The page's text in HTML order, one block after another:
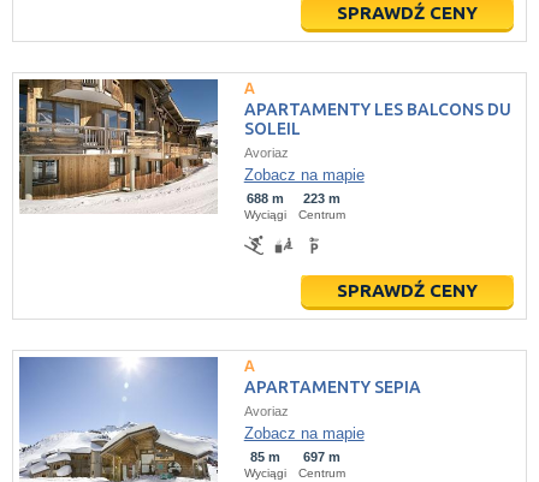
SPRAWDŹ CENY
APARTAMENTY LES BALCONS DU
SOLEIL
Avoriaz
Zobacz na mapie
688 m
Wyciągi
223 m
Centrum
SPRAWDŹ CENY
APARTAMENTY SEPIA
Avoriaz
Zobacz na mapie
85 m
Wyciągi
697 m
Centrum